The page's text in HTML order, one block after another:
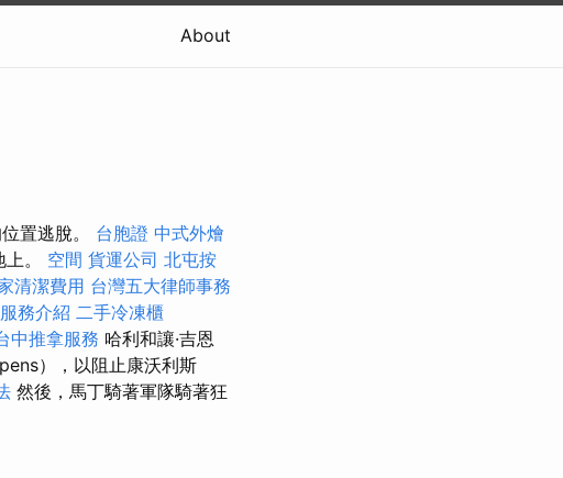
About
置逃脫。 台胞證 中式外燴
。 空間 貨運公司 北屯按
清潔費用 台灣五大律師事務
務介紹 二手冷凍櫃
中推拿服務 哈利和讓·吉恩
），以阻止康沃利斯
然後，馬丁騎著軍隊騎著狂